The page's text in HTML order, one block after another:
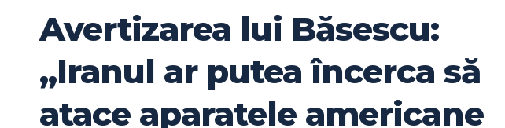
Avertizarea lui Băsescu:
„Iranul ar putea încerca să
atace aparatele americane